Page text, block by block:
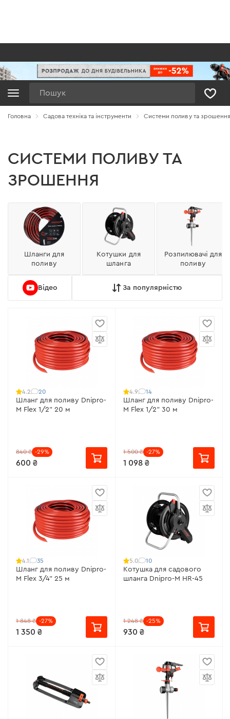
Головна Садова техніка та інструменти Системи поливу та зрошення
СИСТЕМИ ПОЛИВУ ТА
ЗРОШЕННЯ
Шланги для
поливу
Котушки для
шланга
Розпилювачі для
поливу
Відео За популярністю
4.2 20
Шланг для поливу Dnipro-
M Flex 1/2" 20 м
840 ₴ -29%
600 ₴
4.9 14
Шланг для поливу Dnipro-
M Flex 1/2" 30 м
1 500 ₴ -27%
1 098 ₴
4.1 35
Шланг для поливу Dnipro-
M Flex 3/4" 25 м
1 848 ₴ -27%
1 350 ₴
5.0 10
Котушка для садового
шланга Dnipro-M HR-45
1 248 ₴ -25%
930 ₴